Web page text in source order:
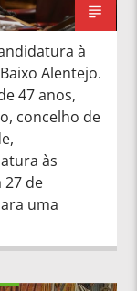
à
Alentejo.
47 anos,
concelho de
às
27 de
uma